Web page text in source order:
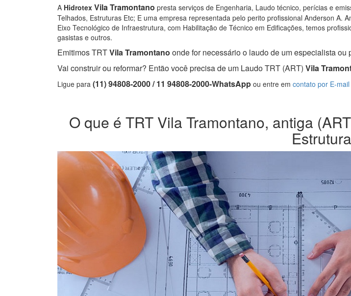
A Hidrotex Vila Tramontano presta serviços de Engenharia, Laudo técnico, perícias e
Telhados, Estruturas Etc; E uma empresa representada pelo perito profissional Anderson A.
Eixo Tecnológico de Infraestrutura, com Habilitação de Técnico em Edificações, temos
gasistas e outros.
Emitimos TRTVila Tramontano onde for necessário o laudo de um especialista ou
Vai construir ou reformar? Então você precisa de um Laudo TRT (ART) Vila
Ligue para (11) 94808-2000 / 11 94808-2000-WhatsApp ou entre em contato por E-mail
O que é TRT Vila Tramontano, antiga